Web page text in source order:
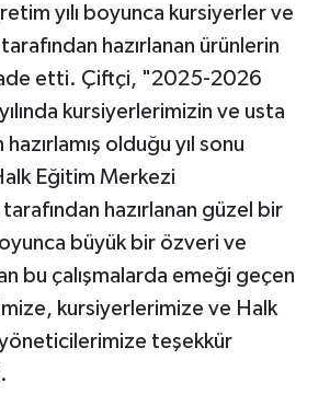
yılı boyunca kursiyerler ve
hazırlanan ürünlerin
etti. Çiftçi, "2025-2026
kursiyerlerimizin ve usta
olduğu yıl sonu
Eğitim Merkezi
hazırlanan güzel bir
büyük bir özveri ve
bu çalışmalarda emeği geçen
kursiyerlerimize ve Halk
teşekkür